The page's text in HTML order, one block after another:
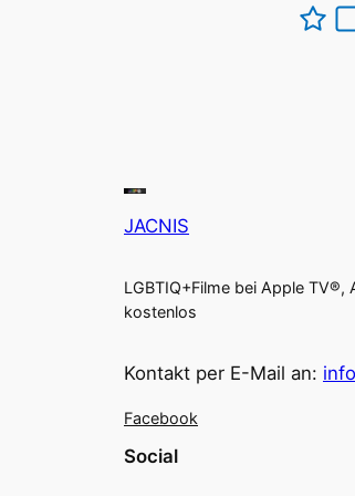
JACNIS
LGBTIQ+Filme bei Apple TV®,
kostenlos
Kontakt per E-Mail an:
Facebook
Social